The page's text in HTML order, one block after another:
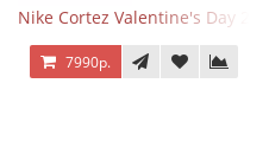
Nike Cortez Valentine's Day 2025
7990р.